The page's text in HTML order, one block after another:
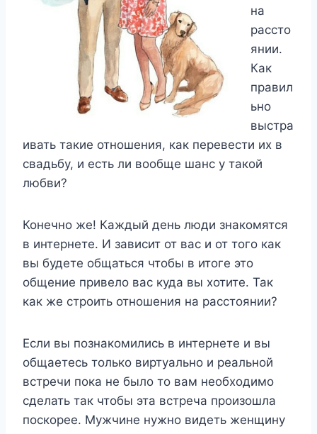
на
рассто
янии.
Как
правил
ьно
выстра
ивать такие отношения, как перевести их в
свадьбу, и есть ли вообще шанс у такой
любви?
Конечно же! Каждый день люди знакомятся
в интернете. И зависит от вас и от того как
вы будете общаться чтобы в итоге это
общение привело вас куда вы хотите. Так
как же строить отношения на расстоянии?
Если вы познакомились в интернете и вы
общаетесь только виртуально и реальной
встречи пока не было то вам необходимо
сделать так чтобы эта встреча произошла
поскорее. Мужчине нужно видеть женщину